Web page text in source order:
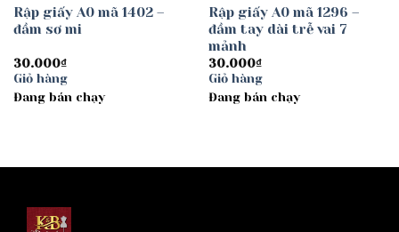
Rập giấy A0 mã 1402 –
đầm sơ mi
30.000₫
Giỏ hàng
Đang bán chạy
Rập giấy A0 mã 1296 –
đầm tay dài trễ vai 7
mảnh
30.000₫
Giỏ hàng
Đang bán chạy